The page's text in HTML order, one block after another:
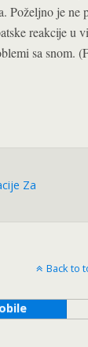
Poželjno je ne
reakcije u
sa snom.
Za
Back to